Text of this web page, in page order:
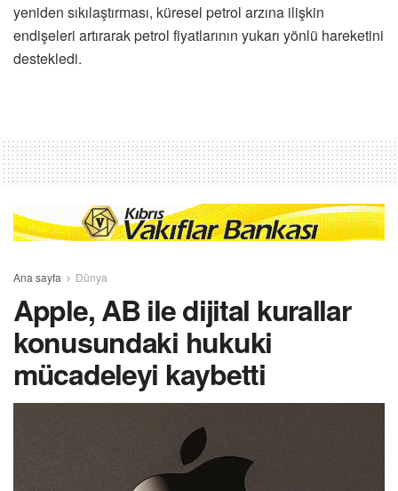
yeniden sıkılaştırması, küresel petrol arzına ilişkin
endişeleri artırarak petrol fiyatlarının yukarı yönlü hareketini
destekledi.
Ana sayfa Dünya
Apple, AB ile dijital kurallar
konusundaki hukuki
mücadeleyi kaybetti